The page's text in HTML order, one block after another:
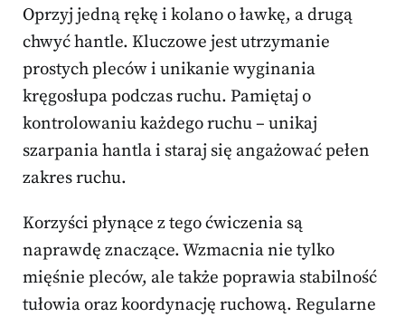
Oprzyj jedną rękę i kolano o ławkę, a drugą
chwyć hantle. Kluczowe jest utrzymanie
prostych pleców i unikanie wyginania
kręgosłupa podczas ruchu. Pamiętaj o
kontrolowaniu każdego ruchu – unikaj
szarpania hantla i staraj się angażować pełen
zakres ruchu.
Korzyści płynące z tego ćwiczenia są
naprawdę znaczące. Wzmacnia nie tylko
mięśnie pleców, ale także poprawia stabilność
tułowia oraz koordynację ruchową. Regularne